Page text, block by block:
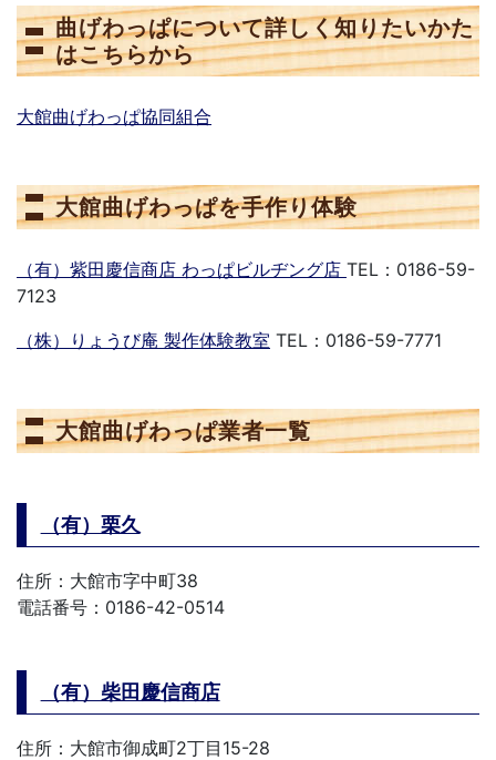
曲げわっぱについて詳しく知りたいかた
はこちらから
大館曲げわっぱ協同組合
大館曲げわっぱを手作り体験
（有）紫田慶信商店 わっぱビルヂング店 TEL：0186-59-
7123
（株）りょうび庵 製作体験教室 TEL：0186-59-7771
大館曲げわっぱ業者一覧
（有）栗久
住所：大館市字中町38
電話番号：0186-42-0514
（有）柴田慶信商店
住所：大館市御成町2丁目15-28